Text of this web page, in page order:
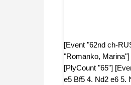
[Event "62nd ch-
"Romanko,
[PlyCount "65"]
e5 Bf5 4. Nd2 e6 5.